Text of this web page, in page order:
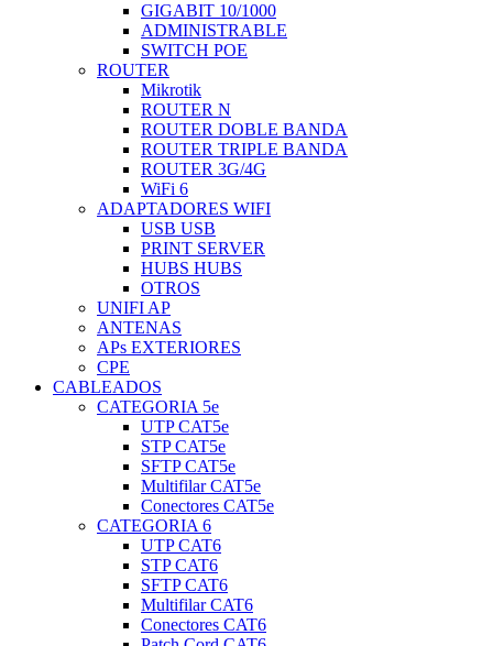
GIGABIT 10/1000
ADMINISTRABLE
SWITCH POE
ROUTER
Mikrotik
ROUTER N
ROUTER DOBLE BANDA
ROUTER TRIPLE BANDA
ROUTER 3G/4G
WiFi 6
ADAPTADORES WIFI
USB USB
PRINT SERVER
HUBS HUBS
OTROS
UNIFI AP
ANTENAS
APs EXTERIORES
CPE
CABLEADOS
CATEGORIA 5e
UTP CAT5e
STP CAT5e
SFTP CAT5e
Multifilar CAT5e
Conectores CAT5e
CATEGORIA 6
UTP CAT6
STP CAT6
SFTP CAT6
Multifilar CAT6
Conectores CAT6